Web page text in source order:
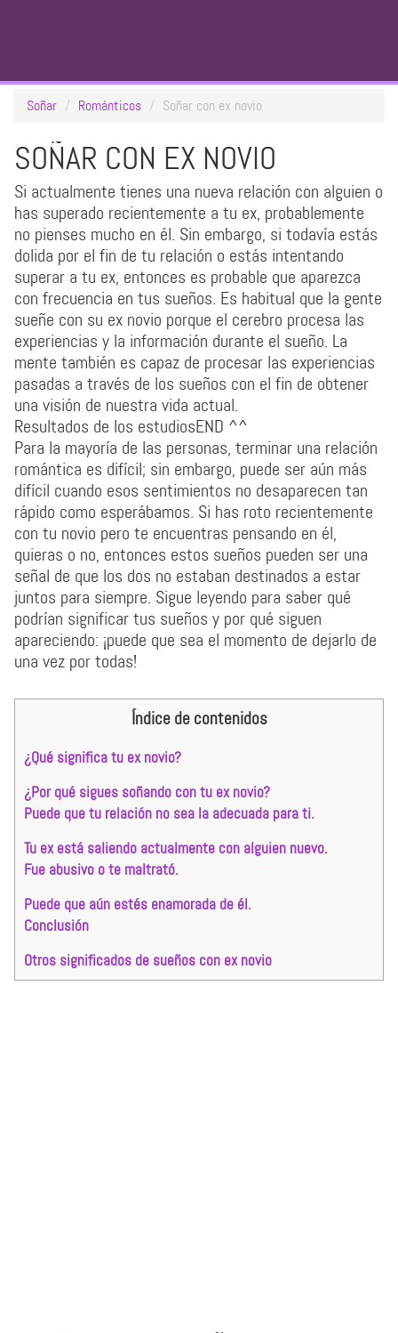
Soñar Románticos Soñar con ex novio
SOÑAR CON EX NOVIO
Si actualmente tienes una nueva relación con alguien o
has superado recientemente a tu ex, probablemente
no pienses mucho en él. Sin embargo, si todavía estás
dolida por el fin de tu relación o estás intentando
superar a tu ex, entonces es probable que aparezca
con frecuencia en tus sueños. Es habitual que la gente
sueñe con su ex novio porque el cerebro procesa las
experiencias y la información durante el sueño. La
mente también es capaz de procesar las experiencias
pasadas a través de los sueños con el fin de obtener
una visión de nuestra vida actual.
Resultados de los estudiosEND ^^
Para la mayoría de las personas, terminar una relación
romántica es difícil; sin embargo, puede ser aún más
difícil cuando esos sentimientos no desaparecen tan
rápido como esperábamos. Si has roto recientemente
con tu novio pero te encuentras pensando en él,
quieras o no, entonces estos sueños pueden ser una
señal de que los dos no estaban destinados a estar
juntos para siempre. Sigue leyendo para saber qué
podrían significar tus sueños y por qué siguen
apareciendo: ¡puede que sea el momento de dejarlo de
una vez por todas!
Índice de contenidos
¿Qué significa tu ex novio?
¿Por qué sigues soñando con tu ex novio?
Puede que tu relación no sea la adecuada para ti.
Tu ex está saliendo actualmente con alguien nuevo.
Fue abusivo o te maltrató.
Puede que aún estés enamorada de él.
Conclusión
Otros significados de sueños con ex novio